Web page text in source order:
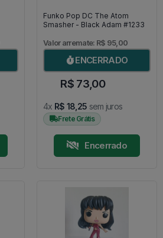
Funko Pop DC The Atom
Smasher - Black Adam #1233
Valor arremate: R$ 95,00
ENCERRADO
R$ 73,00
4x R$ 18,25 sem juros
Frete Grátis
Encerrado